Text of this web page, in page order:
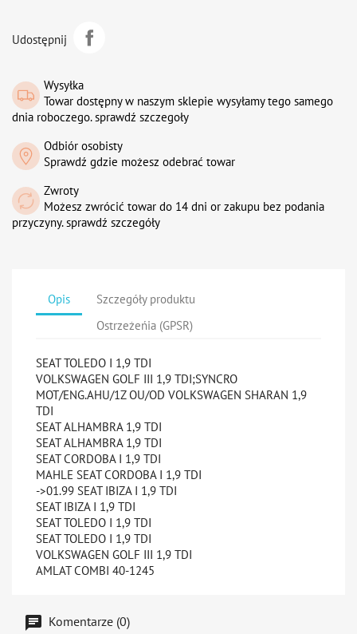
Udostępnij
Wysyłka
Towar dostępny w naszym sklepie wysyłamy tego samego
dnia roboczego. sprawdź szczegoły
Odbiór osobisty
Sprawdź gdzie możesz odebrać towar
Zwroty
Możesz zwrócić towar do 14 dni or zakupu bez podania
przyczyny. sprawdź szczegóły
Opis
Szczegóły produktu
Ostrzeżeńia (GPSR)
SEAT TOLEDO I 1,9 TDI
VOLKSWAGEN GOLF III 1,9 TDI;SYNCRO
MOT/ENG.AHU/1Z OU/OD VOLKSWAGEN SHARAN 1,9
TDI
SEAT ALHAMBRA 1,9 TDI
SEAT ALHAMBRA 1,9 TDI
SEAT CORDOBA I 1,9 TDI
MAHLE SEAT CORDOBA I 1,9 TDI
->01.99 SEAT IBIZA I 1,9 TDI
SEAT IBIZA I 1,9 TDI
SEAT TOLEDO I 1,9 TDI
SEAT TOLEDO I 1,9 TDI
VOLKSWAGEN GOLF III 1,9 TDI
AMLAT COMBI 40-1245
Komentarze (0)